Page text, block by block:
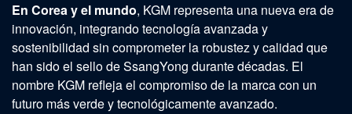
En Corea y el mundo, KGM representa una nueva era de
innovación, integrando tecnología avanzada y
sostenibilidad sin comprometer la robustez y calidad que
han sido el sello de SsangYong durante décadas. El
nombre KGM refleja el compromiso de la marca con un
futuro más verde y tecnológicamente avanzado.